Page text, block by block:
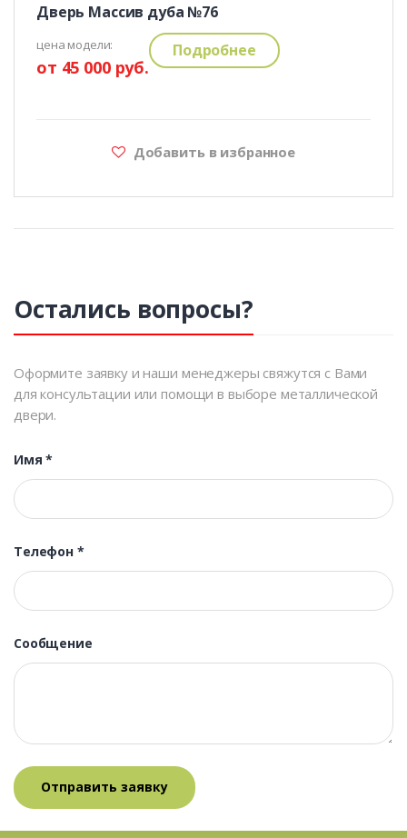
Дверь Массив дуба №76
цена модели:
от 45 000 руб.
Подробнее
Добавить в избранное
Остались вопросы?
Оформите заявку и наши менеджеры свяжутся с Вами
для консультации или помощи в выборе металлической
двери.
Имя*
Телефон *
Сообщение